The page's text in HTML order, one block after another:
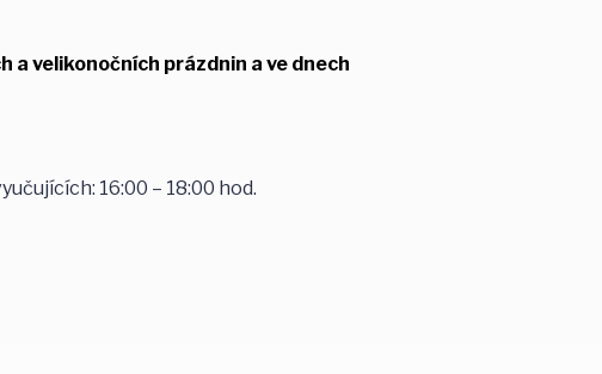
a velikonočních prázdnin a ve dnech
vyučujících: 16:00 – 18:00 hod.